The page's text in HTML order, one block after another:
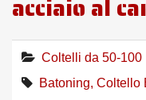
acciaio al
Coltelli da 50-100
Batoning, Coltello